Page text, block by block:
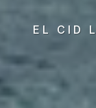
EL CID